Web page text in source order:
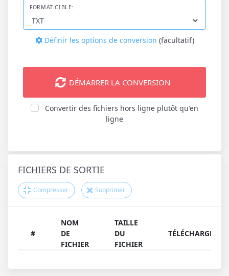
FORMAT CIBLE:
Définir les options de conversion (facultatif)
DÉMARRER LA CONVERSION
Convertir des fichiers hors ligne plutôt qu'en
ligne
FICHIERS DE SORTIE
Compresser Supprimer
#
NOM
DE
FICHIER
TAILLE
DU
FICHIER
TÉLÉCHARGER